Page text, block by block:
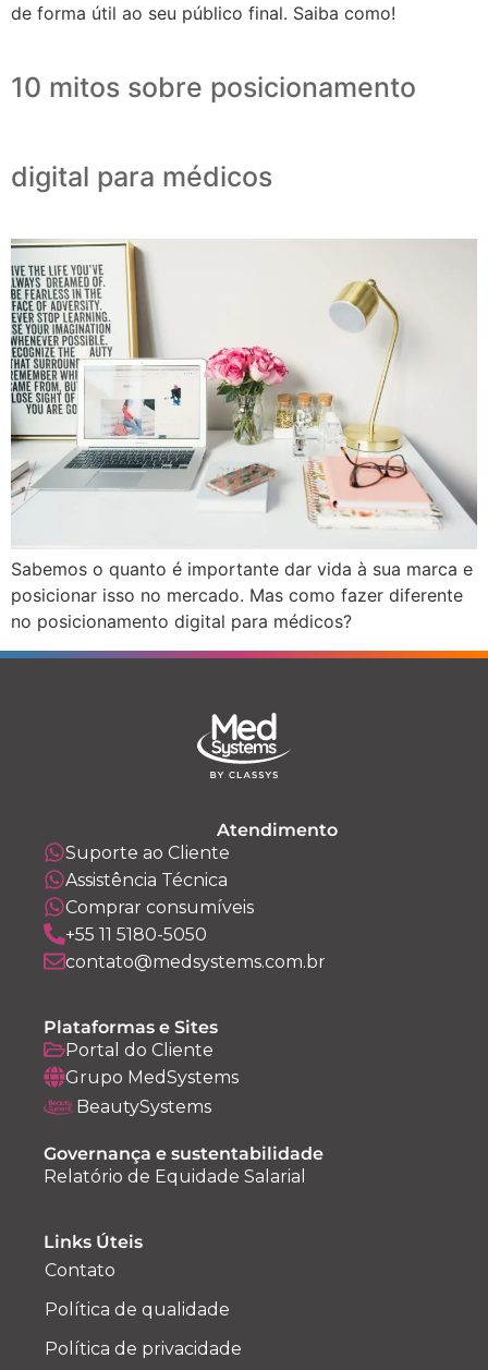
de forma útil ao seu público final. Saiba como!
10 mitos sobre posicionamento
digital para médicos
Sabemos o quanto é importante dar vida à sua marca e
posicionar isso no mercado. Mas como fazer diferente
no posicionamento digital para médicos?
Atendimento
Suporte ao Cliente
Assistência Técnica
Comprar consumíveis
+55 11 5180-5050
contato@medsystems.com.br
Plataformas e Sites
Portal do Cliente
Grupo MedSystems
BeautySystems
Governança e sustentabilidade
Relatório de Equidade Salarial
Links Úteis
Contato
Política de qualidade
Política de privacidade